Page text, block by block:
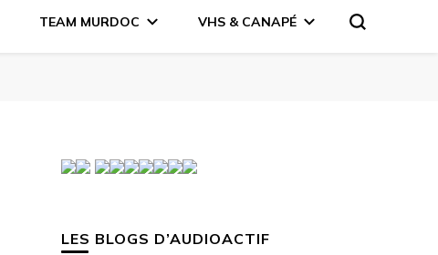
TEAM MURDOC VHS & CANAPÉ
LES BLOGS D’AUDIOACTIF